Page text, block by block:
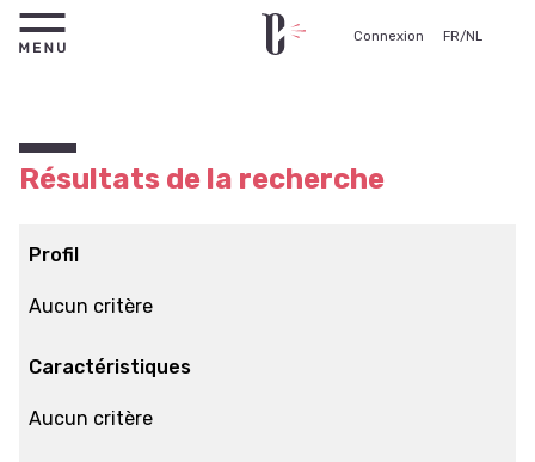
Connexion FR/NL
Résultats de la recherche
Profil
Aucun critère
Caractéristiques
Aucun critère